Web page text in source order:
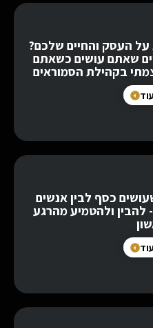
העסק והחיים שלכם?
שאתם עושים כשאתם
בקהילת הסמוראים
כסף לבין אנשים
ולהטמיע מהרגע